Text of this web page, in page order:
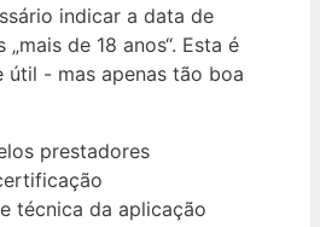
indicar a data de
de 18 anos“. Esta é
útil - mas apenas tão boa
prestadores
técnica da aplicação